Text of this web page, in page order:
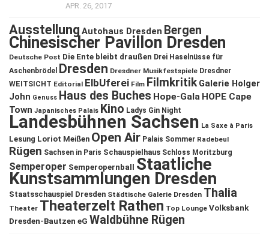
APR. 26, 2017
Ausstellung Autohaus Dresden Bergen
Chinesischer Pavillon Dresden
Deutsche Post Die Ente bleibt draußen Drei Haselnüsse für
Aschenbrödel
Dresden Dresdner Musikfestspiele Dresdner
WEITSICHT Editorial ElbUferei Film Filmkritik Galerie Holger
John Genuss Haus des Buches Hope-Gala HOPE Cape
Town Japanisches Palais Kino Ladys Gin Night
Landesbühnen Sachsen La Saxe à Paris
Lesung Loriot Meißen Open Air Palais Sommer Radebeul
Rügen Sachsen in Paris Schauspielhaus Schloss Moritzburg
Semperoper Semperopernball Staatliche
Kunstsammlungen Dresden
Staatsschauspiel Dresden Städtische Galerie Dresden Thalia
Theater Theaterzelt Rathen Top Lounge Volksbank
Dresden-Bautzen eG Waldbühne Rügen